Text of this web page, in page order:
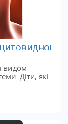
видом
Діти, які